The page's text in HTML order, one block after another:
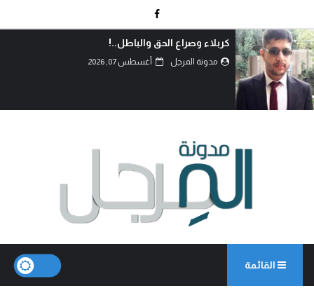
دماءُ أبنائنا ليست رخيصة..!
مدونة المرجل أغسطس 07, 2026
القائمة